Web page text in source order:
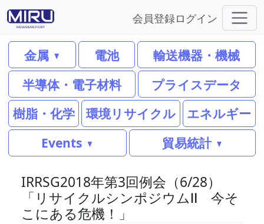
会員登録ログイン
金属 電池
輸送機器・機械
半導体・電子材料
プライスデータ
樹脂・化学
環境リサイクル
エネルギー
Events
貿易統計
IRRSG2018年第3回例会（6/28）
「リサイクルシンポジウムⅡ 今そ
こにある危機！」